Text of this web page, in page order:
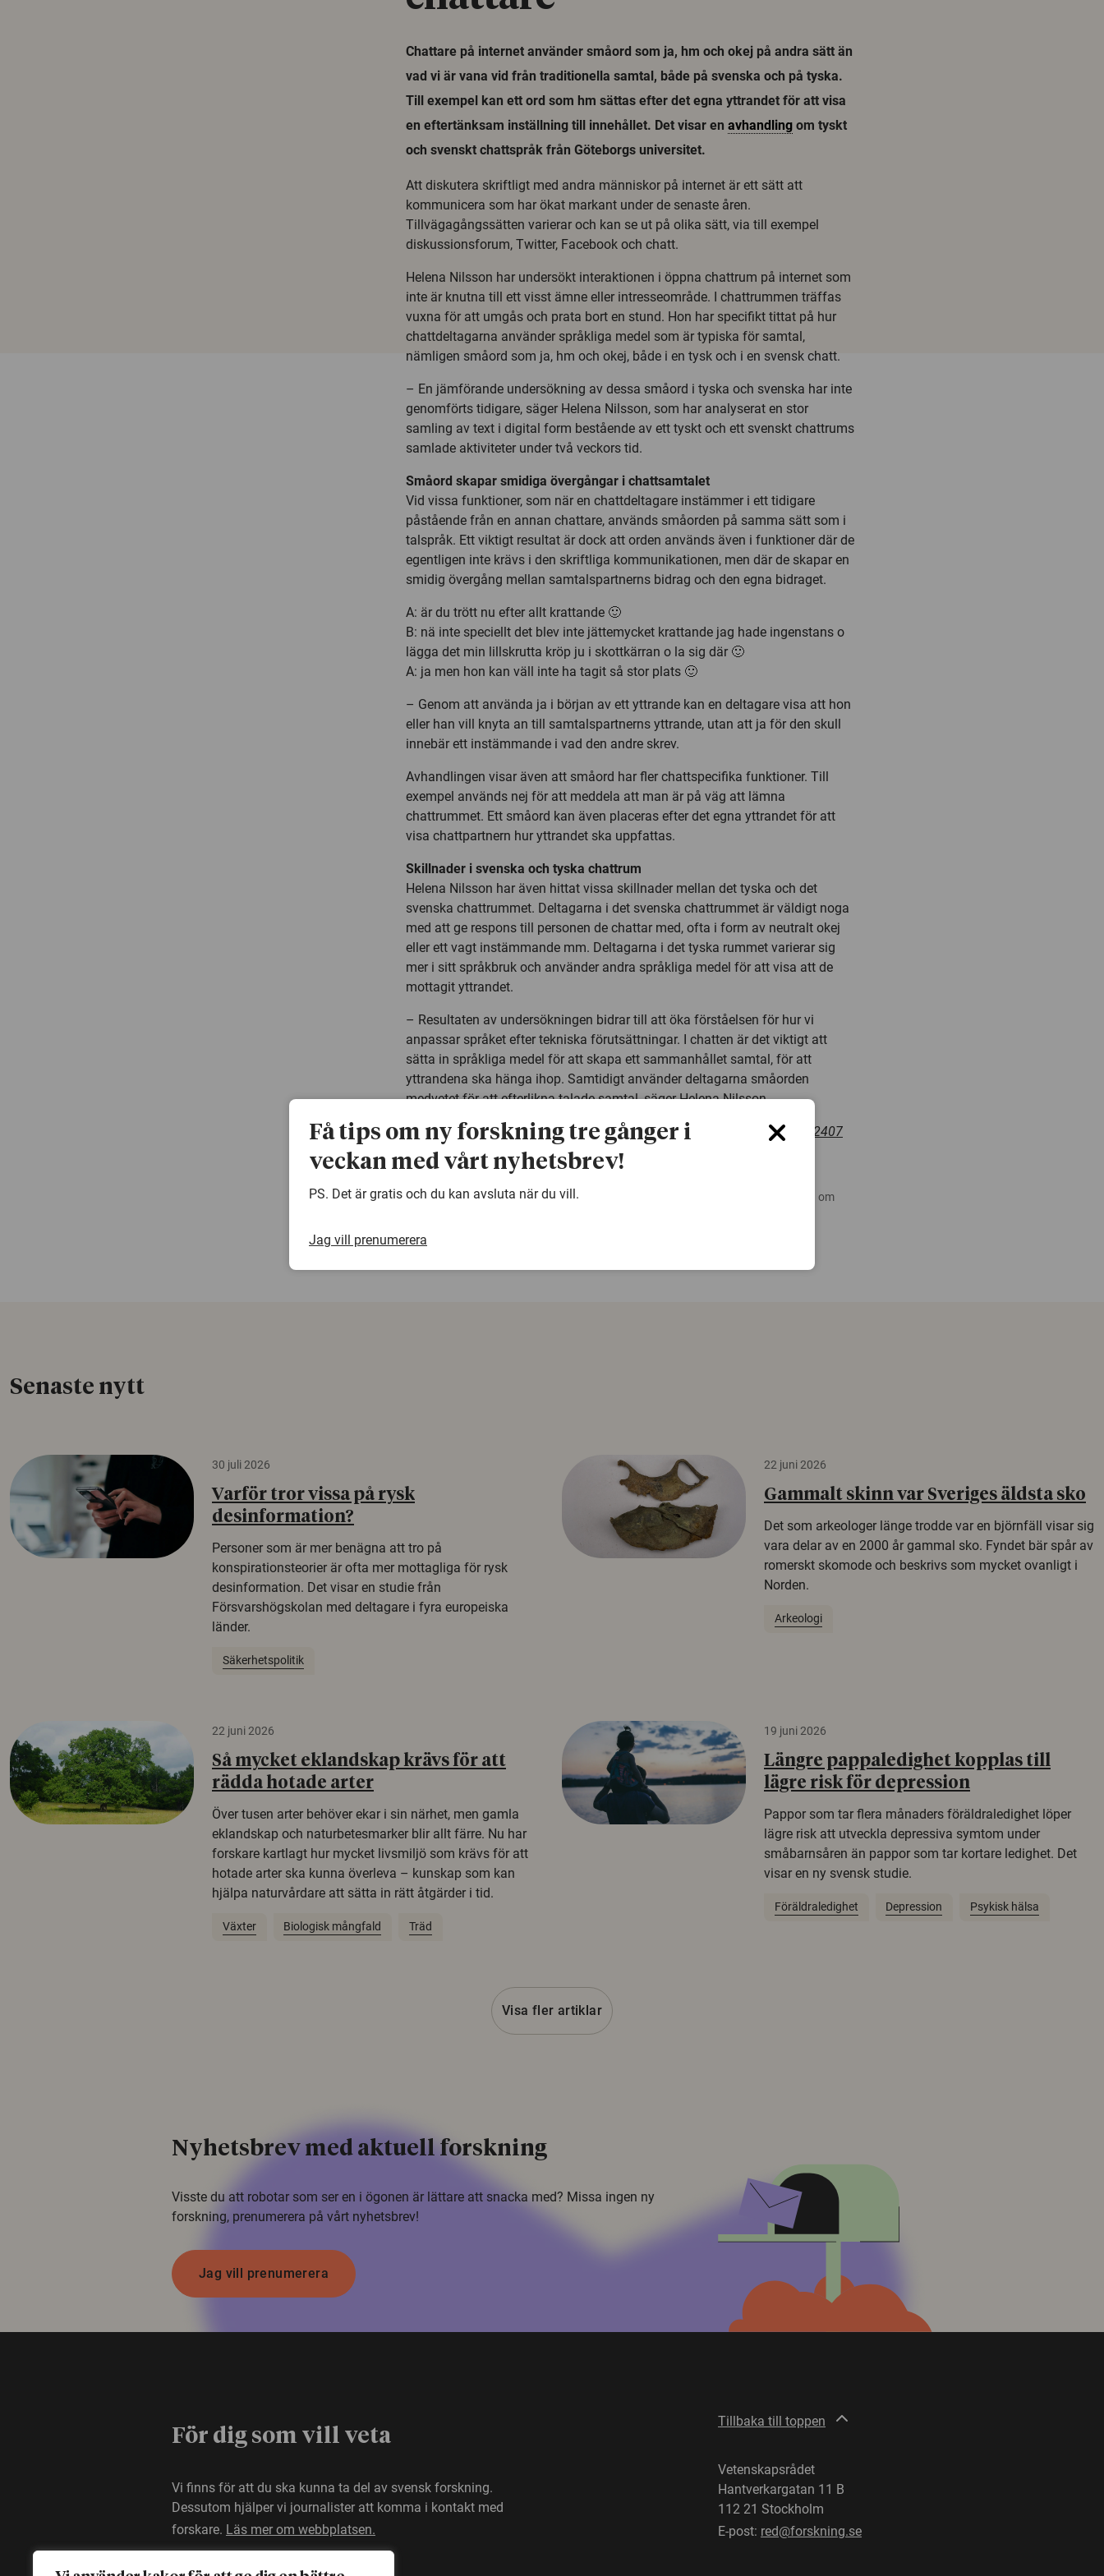
Chattare på internet använder småord som ja, hm och okej på andra sätt än
vad vi är vana vid från traditionella samtal, både på svenska och på tyska.
Till exempel kan ett ord som hm sättas efter det egna yttrandet för att visa
en eftertänksam inställning till innehållet. Det visar en avhandling om tyskt
och svenskt chattspråk från Göteborgs universitet.
Att diskutera skriftligt med andra människor på internet är ett sätt att
kommunicera som har ökat markant under de senaste åren.
Tillvägagångssätten varierar och kan se ut på olika sätt, via till exempel
diskussionsforum, Twitter, Facebook och chatt.
Helena Nilsson har undersökt interaktionen i öppna chattrum på internet som
inte är knutna till ett visst ämne eller intresseområde. I chattrummen träffas
vuxna för att umgås och prata bort en stund. Hon har specifikt tittat på hur
chattdeltagarna använder språkliga medel som är typiska för samtal,
nämligen småord som ja, hm och okej, både i en tysk och i en svensk chatt.
– En jämförande undersökning av dessa småord i tyska och svenska har inte
genomförts tidigare, säger Helena Nilsson, som har analyserat en stor
samling av text i digital form bestående av ett tyskt och ett svenskt chattrums
samlade aktiviteter under två veckors tid.
Småord skapar smidiga övergångar i chattsamtalet
Vid vissa funktioner, som när en chattdeltagare instämmer i ett tidigare
påstående från en annan chattare, används småorden på samma sätt som i
talspråk. Ett viktigt resultat är dock att orden används även i funktioner där de
egentligen inte krävs i den skriftliga kommunikationen, men där de skapar en
smidig övergång mellan samtalspartnerns bidrag och den egna bidraget.
A: är du trött nu efter allt krattande 🙂
B: nä inte speciellt det blev inte jättemycket krattande jag hade ingenstans o
lägga det min lillskrutta kröp ju i skottkärran o la sig där 🙂
A: ja men hon kan väll inte ha tagit så stor plats 🙂
– Genom att använda ja i början av ett yttrande kan en deltagare visa att hon
eller han vill knyta an till samtalspartnerns yttrande, utan att ja för den skull
innebär ett instämmande i vad den andre skrev.
Avhandlingen visar även att småord har fler chattspecifika funktioner. Till
exempel används nej för att meddela att man är på väg att lämna
chattrummet. Ett småord kan även placeras efter det egna yttrandet för att
visa chattpartnern hur yttrandet ska uppfattas.
Skillnader i svenska och tyska chattrum
Helena Nilsson har även hittat vissa skillnader mellan det tyska och det
svenska chattrummet. Deltagarna i det svenska chattrummet är väldigt noga
med att ge respons till personen de chattar med, ofta i form av neutralt okej
eller ett vagt instämmande mm. Deltagarna i det tyska rummet varierar sig
mer i sitt språkbruk och använder andra språkliga medel för att visa att de
mottagit yttrandet.
– Resultaten av undersökningen bidrar till att öka förståelsen för hur vi
anpassar språket efter tekniska förutsättningar. I chatten är det viktigt att
sätta in språkliga medel för att skapa ett sammanhållet samtal, för att
yttrandena ska hänga ihop. Samtidigt använder deltagarna småorden
medvetet för att efterlikna talade samtal, säger Helena Nilsson.
Avhandlingen finns digitalt publicerad på:http://hdl.handle.net/2077/32407
warningDenna artikel är några år gammal och det kan finnas nyare forskning om
Senaste nytt
30 juli 2026
Varför tror vissa på rysk
desinformation?
Personer som är mer benägna att tro på
konspirationsteorier är ofta mer mottagliga för rysk
desinformation. Det visar en studie från
Försvarshögskolan med deltagare i fyra europeiska
länder.
Säkerhetspolitik
22 juni 2026
Gammalt skinn var Sveriges äldsta sko
Det som arkeologer länge trodde var en björnfäll visar sig
vara delar av en 2000 år gammal sko. Fyndet bär spår av
romerskt skomode och beskrivs som mycket ovanligt i
Norden.
Arkeologi
22 juni 2026
Så mycket eklandskap krävs för att
rädda hotade arter
Över tusen arter behöver ekar i sin närhet, men gamla
eklandskap och naturbetesmarker blir allt färre. Nu har
forskare kartlagt hur mycket livsmiljö som krävs för att
hotade arter ska kunna överleva – kunskap som kan
hjälpa naturvårdare att sätta in rätt åtgärder i tid.
Växter Biologisk mångfald Träd
19 juni 2026
Längre pappaledighet kopplas till
lägre risk för depression
Pappor som tar flera månaders föräldraledighet löper
lägre risk att utveckla depressiva symtom under
småbarnsåren än pappor som tar kortare ledighet. Det
visar en ny svensk studie.
Föräldraledighet Depression Psykisk hälsa
Visa fler artiklar
Nyhetsbrev med aktuell forskning
Visste du att robotar som ser en i ögonen är lättare att snacka med? Missa ingen ny
forskning, prenumerera på vårt nyhetsbrev!
Jag vill prenumerera
För dig som vill veta
Vi finns för att du ska kunna ta del av svensk forskning.
Dessutom hjälper vi journalister att komma i kontakt med
forskare. Läs mer om webbplatsen.
Tillbaka till toppen
Vetenskapsrådet
Hantverkargatan 11 B
112 21 Stockholm
E-post: red@forskning.se
Få tips om ny forskning tre gånger i
veckan med vårt nyhetsbrev!
PS. Det är gratis och du kan avsluta när du vill.
Jag vill prenumerera